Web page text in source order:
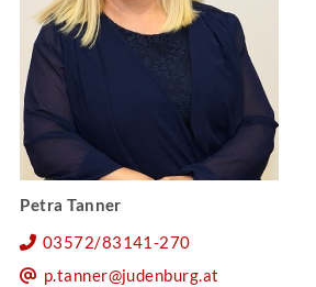
Petra Tanner
03572/83141-270
p.tanner@judenburg.at